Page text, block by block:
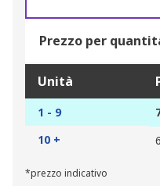
Prezzo per
Unità
1 - 9
10 +
*prezzo indicativo